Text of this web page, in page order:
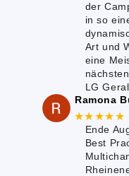
der
in so
Art und
eine
LG
Ramona
★★★★★
Ende
Best